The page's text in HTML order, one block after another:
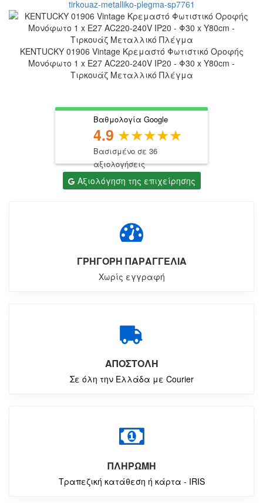
KENTUCKY 01906 Vintage Κρεμαστό Φωτιστικό Οροφής
Μονόφωτο 1 x E27 AC220-240V IP20 - Φ30 x Υ80cm -
Τιρκουάζ Μεταλλικό Πλέγμα
Βαθμολογία Google
4.9
Βασισμένο σε 36
αξιολογήσεις
Αξιολόγηση της επιχείρησης
ΓΡΗΓΟΡΗ ΠΑΡΑΓΓΕΛΙΑ
Χωρίς εγγραφή
ΑΠΟΣΤΟΛΗ
Σε όλη την Ελλάδα με Courier
ΠΛΗΡΩΜΗ
Τραπεζική κατάθεση ή κάρτα - IRIS